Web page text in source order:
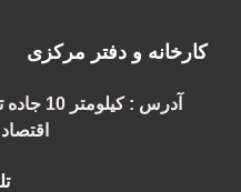
کارخانه و دفتر مرکزی
آدرس :